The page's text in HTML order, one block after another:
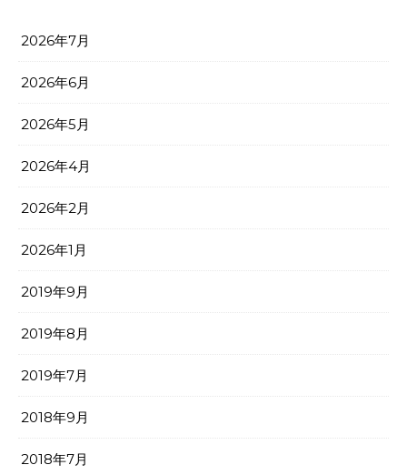
2026年7月
2026年6月
2026年5月
2026年4月
2026年2月
2026年1月
2019年9月
2019年8月
2019年7月
2018年9月
2018年7月